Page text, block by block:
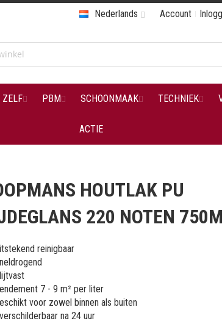
Account
Nederlands
ZELF PBM SCHOONMAAK TECHNIEK
ACTIE
HOUTLAK PU
220 NOTEN
reinigbaar
7 - 9 m² per liter
voor zowel binnen als buiten
na 24 uur